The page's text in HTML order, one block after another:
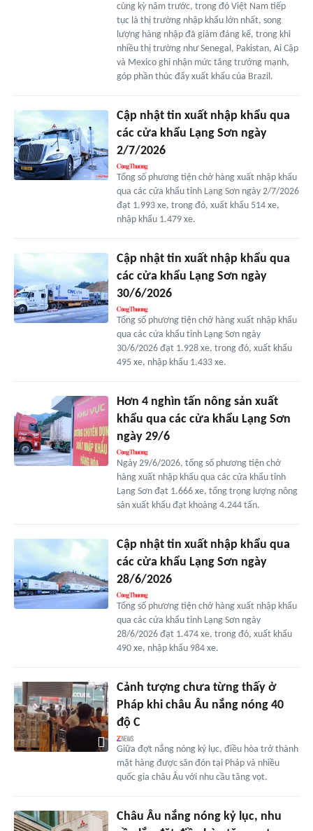
cùng kỳ năm trước, trong đó Việt Nam tiếp
tục là thị trường nhập khẩu lớn nhất, song
lượng hàng nhập đã giảm đáng kể, trong khi
nhiều thị trường như Senegal, Pakistan, Ai Cập
và Mexico ghi nhận mức tăng trưởng mạnh,
góp phần thúc đẩy xuất khẩu của Brazil.
Cập nhật tin xuất nhập khẩu qua
các cửa khẩu Lạng Sơn ngày
2/7/2026
Tổng số phương tiện chở hàng xuất nhập khẩu
qua các cửa khẩu tỉnh Lạng Sơn ngày 2/7/2026
đạt 1.993 xe, trong đó, xuất khẩu 514 xe,
nhập khẩu 1.479 xe.
Cập nhật tin xuất nhập khẩu qua
các cửa khẩu Lạng Sơn ngày
30/6/2026
Tổng số phương tiện chở hàng xuất nhập khẩu
qua các cửa khẩu tỉnh Lạng Sơn ngày
30/6/2026 đạt 1.928 xe, trong đó, xuất khẩu
495 xe, nhập khẩu 1.433 xe.
Hơn 4 nghìn tấn nông sản xuất
khẩu qua các cửa khẩu Lạng Sơn
ngày 29/6
Ngày 29/6/2026, tổng số phương tiện chở
hàng xuất nhập khẩu qua các cửa khẩu tỉnh
Lạng Sơn đạt 1.666 xe, tổng trọng lượng nông
sản xuất khẩu đạt khoảng 4.244 tấn.
Cập nhật tin xuất nhập khẩu qua
các cửa khẩu Lạng Sơn ngày
28/6/2026
Tổng số phương tiện chở hàng xuất nhập khẩu
qua các cửa khẩu tỉnh Lạng Sơn ngày
28/6/2026 đạt 1.474 xe, trong đó, xuất khẩu
490 xe, nhập khẩu 984 xe.
Cảnh tượng chưa từng thấy ở
Pháp khi châu Âu nắng nóng 40
độ C
Giữa đợt nắng nóng kỷ lục, điều hòa trở thành
mặt hàng được săn đón tại Pháp và nhiều
quốc gia châu Âu với nhu cầu tăng vọt.
Châu Âu nắng nóng kỷ lục, nhu